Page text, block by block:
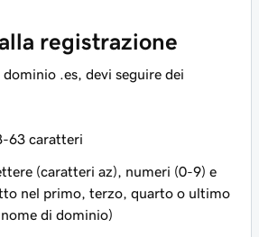
registrazione
.es, devi seguire dei
63 caratteri
(caratteri az), numeri (0-9) e
nel primo, terzo, quarto o ultimo
di dominio)